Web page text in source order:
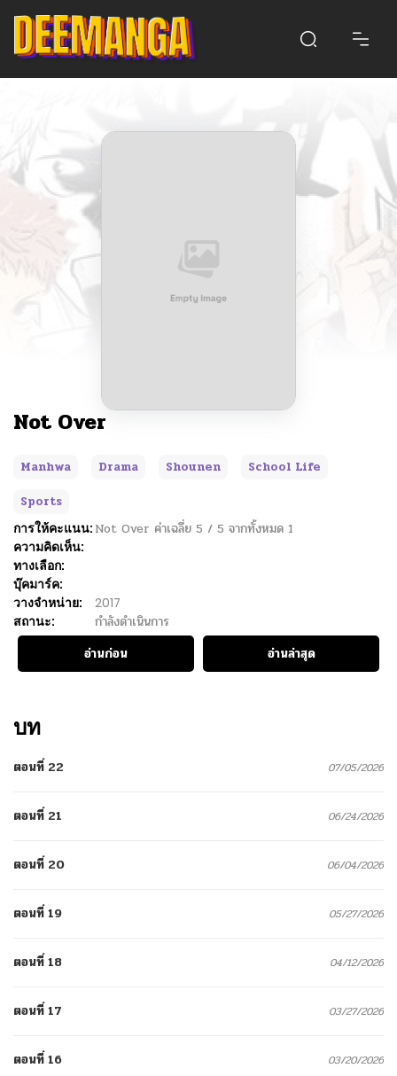
Not Over
Manhwa Drama Shounen
School Life
Sports
การให้คะแนน: Not Over ค่าเฉลี่ย 5 / 5 จากทั้งหมด 1
ความคิดเห็น:
ทางเลือก:
บุ๊คมาร์ค:
วางจำหน่าย:
2017
สถานะ:
กำลังดำเนินการ
อ่านก่อน
อ่านล่าสุด
บท
ตอนที่ 22 07/05/2026
ตอนที่ 21 06/24/2026
ตอนที่ 20 06/04/2026
ตอนที่ 19 05/27/2026
ตอนที่ 18 04/12/2026
ตอนที่ 17 03/27/2026
ตอนที่ 16 03/20/2026